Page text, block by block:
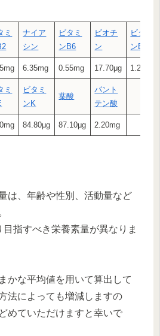
ミ
ナイア
シン
ビタミ
ン B6
ビオチ
ン
ビタミ
ン B12
6.35mg 0.55mg 17.70μg 1.25μg
ミ
ビタミ
ン K
葉酸
パント
テン酸
84.80μg 87.10μg 2.20mg
は、年齢や性別、活動量など
指すべき栄養素量が異なりま
かな平均値を用いて算出して
法によっても増減しますの
めていただけますと幸いで